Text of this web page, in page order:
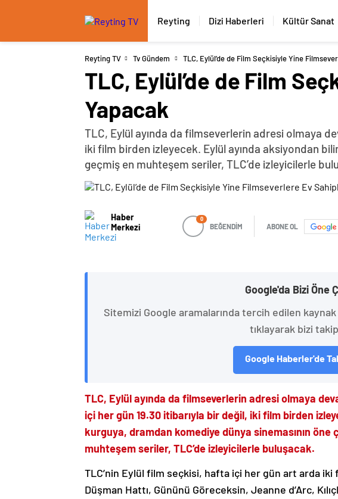
Reyting Dizi Haberleri Kültür Sanat
Reyting TV Tv Gündem TLC, Eylül’de de Film Seçkisiyle Yine
TLC, Eylül’de de Film
Yapacak
TLC, Eylül ayında da filmseverlerin adresi olmaya
iki film birden izleyecek. Eylül ayında aksiyondan
geçmiş en muhteşem seriler, TLC’de izleyicilerle
Haber
Merkezi
0
BEĞENDİM ABONE OL
Google'da Bizi Öne
Sitemizi Google aramalarında tercih edilen
tıklayarak bizi
Google Haberler'de
TLC, Eylül ayında da filmseverlerin adresi olmaya
içi her gün 19.30 itibarıyla bir değil, iki film birden
kurguya, dramdan komediye dünya sinemasının öne
muhteşem seriler, TLC’de izleyicilerle buluşacak.
TLC’nin Eylül film seçkisi, hafta içi her gün art arda
Düşman Hattı, Gününü Göreceksin, Jeanne d’Arc,